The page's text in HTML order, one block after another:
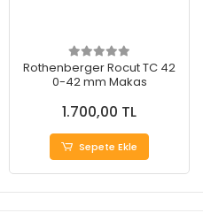
Rothenberger Rocut TC 42
0-42 mm Makas
1.700,00 TL
Sepete Ekle